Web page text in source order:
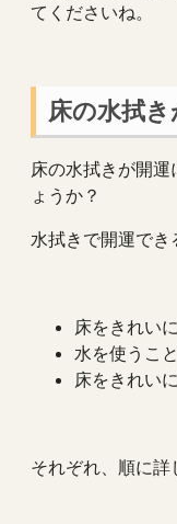
てくださいね。
床の水拭
床の水拭きが開
ょうか？
水拭きで開運でき
床をきれい
水を使うこ
床をきれい
それぞれ、順に詳